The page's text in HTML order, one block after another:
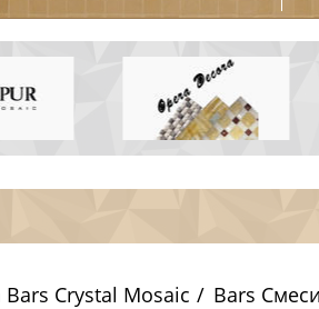
Crystal Mosaic Bars